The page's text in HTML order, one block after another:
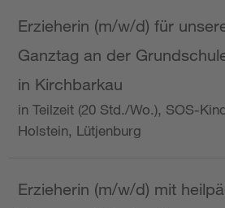
Erzieherin (m/w/d) für
Ganztag an der
in Kirchbarkau
in Teilzeit (20 Std./Wo.), SOS-
Holstein, Lütjenburg
Erzieherin (m/w/d) mit